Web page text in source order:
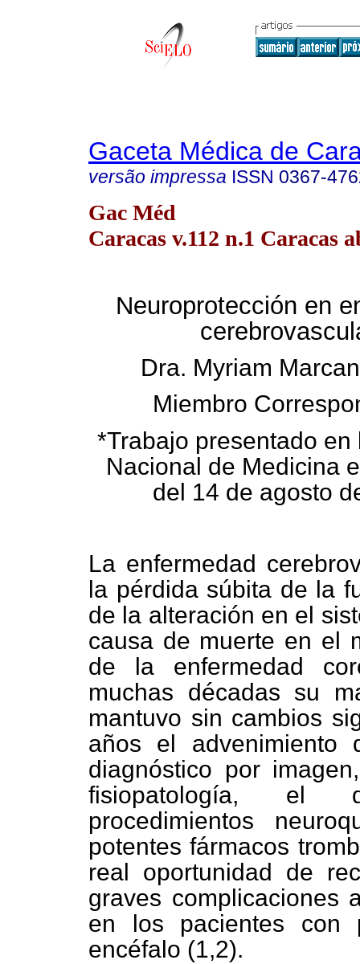
Gaceta Médica de
versão impressa ISSN 0367-
Gac Méd
Caracas v.112 n.1 Caracas
Neuroprotección en
Dra. Myriam
Miembro
*Trabajo presentado en
Nacional de Medicina
del 14 de agosto
La enfermedad
la pérdida súbita de la
de la alteración en el
causa de muerte en el
de la enfermedad
muchas décadas su
mantuvo sin cambios
años el advenimiento
diagnóstico por
fisiopatología, el
procedimientos
potentes fármacos
real oportunidad de
graves complicaciones
en los pacientes con
encéfalo (1,2).